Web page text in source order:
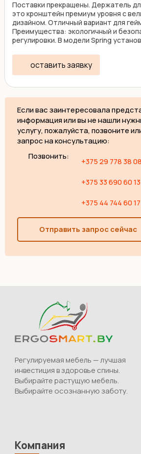
Поставки прекращены. Держатель
это кронштейн премиум уровня с
дизайном. Отличный вариант для
Преимущества: экологичный и
регулировки. В модели Spring
оставить заявку
Если вас заинтересовала
информация или вы не нашли
услугу, пожалуйста, позвоните
запрос на консультацию:
Позвонить:
+375 29 778 38 08
+375 33 690 60 13
+375 44 744 60 17
Отправить запрос сейчас
Регулируемая мебель — лучшая
инвестиция в здоровье спины.
Выбирайте растущую мебель.
Выбирайте осознанную заботу.
Компания